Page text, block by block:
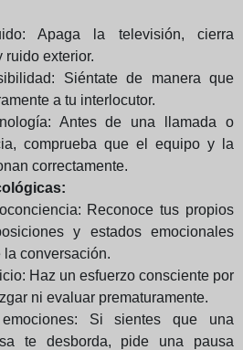
Apaga la televisión, cierra
ruido exterior.
Siéntate de manera que
a tu interlocutor.
Antes de una llamada o
comprueba que el equipo y la
correctamente.
Reconoce tus propios
y estados emocionales
la conversación.
Haz un esfuerzo consciente por
ni evaluar prematuramente.
Si sientes que una
te desborda, pide una pausa